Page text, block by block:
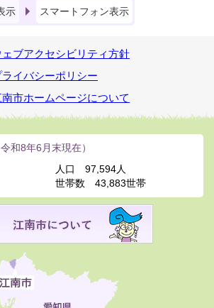
示 スマートフォン表示
ェブアクセシビリティ方針
ライバシーポリシー
南市ホームページについて
令和8年6月末現在）
人口
97,594人
世帯数
43,883世帯